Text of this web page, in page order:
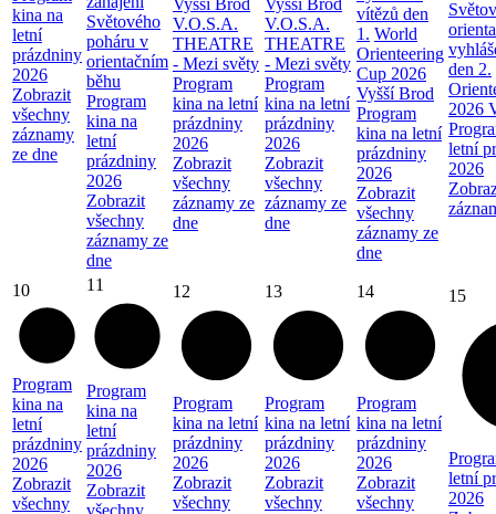
kina na
letní
prázdniny
2026
Zobrazit
všechny
záznamy
ze dne
Světového
poháru v
orientačním
běhu
Program
kina na
letní
prázdniny
2026
Zobrazit
všechny
záznamy ze
dne
V.O.S.A.
THEATRE
- Mezi světy
Program
kina na letní
prázdniny
2026
Zobrazit
všechny
záznamy ze
dne
V.O.S.A.
THEATRE
- Mezi světy
Program
kina na letní
prázdniny
2026
Zobrazit
všechny
záznamy ze
dne
vítězů den
1. World
Orienteering
Cup 2026
Vyšší Brod
Program
kina na letní
prázdniny
2026
Zobrazit
všechny
záznamy ze
dne
den 2.
2026
letní
2026
10
Program
kina na
letní
prázdniny
2026
Zobrazit
všechny
11
Program
kina na
letní
prázdniny
2026
Zobrazit
všechny
12
Program
kina na letní
prázdniny
2026
Zobrazit
všechny
13
Program
kina na letní
prázdniny
2026
Zobrazit
všechny
14
Program
kina na letní
prázdniny
2026
Zobrazit
všechny
15
letní
2026